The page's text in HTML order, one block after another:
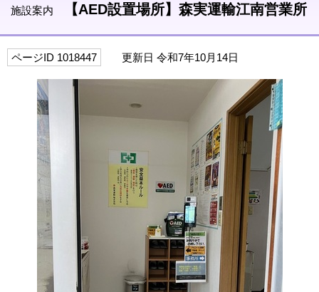
施設案内 【AED設置場所】森実運輸江南営業所
ページID 1018447 更新日 令和7年10月14日